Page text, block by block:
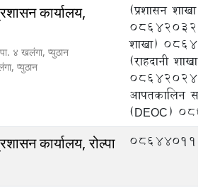
कार्यालय,
४ खलंगा, प्युठान
प्युठान
(प्रशासन शाखा)
086420327,
शाखा)
(राहदानी शाखा)
086420243,
आपतकालिन
(DEOC)
कार्यालय, रोल्पा 086440110